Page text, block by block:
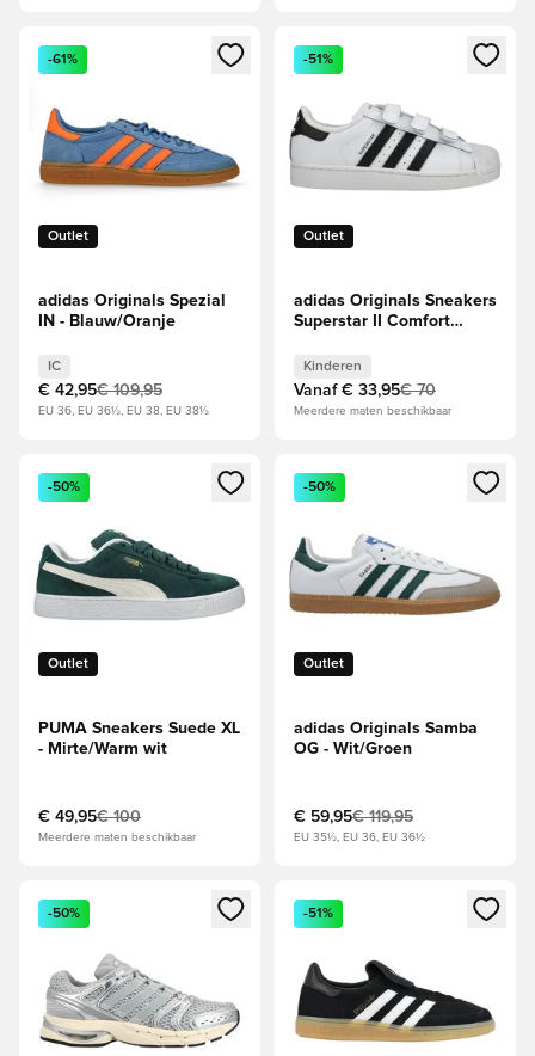
Opent een venster om in te loggen of je aan te melden als
Outlet
-61%
adidas Originals Spezial
IN - Blauw/Oranje
IC
€ 42,95€ 109,95
EU 36, EU 36½, EU 38, EU 38½
Opent een venster om in te
Outlet
-51%
adidas Originals Sneakers
Superstar II Comfort
Kinderen
Vanaf € 33,95€ 70
Meerdere maten beschikbaar
Opent een venster om in te loggen of je aan te melden als
Outlet
-50%
PUMA Sneakers Suede XL
- Mirte/Warm wit
€ 49,95€ 100
Meerdere maten beschikbaar
Opent een venster om in te
Outlet
-50%
adidas Originals Samba
OG - Wit/Groen
€ 59,95€ 119,95
EU 35½, EU 36, EU 36½
Opent een venster om in te loggen of je aan te melden als
-50%
Opent een venster om in te
-51%